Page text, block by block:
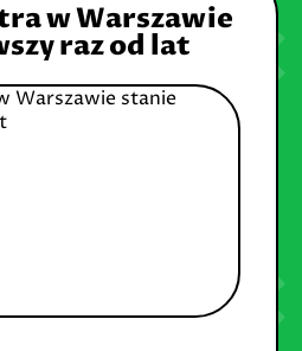
w Warszawie
raz od lat